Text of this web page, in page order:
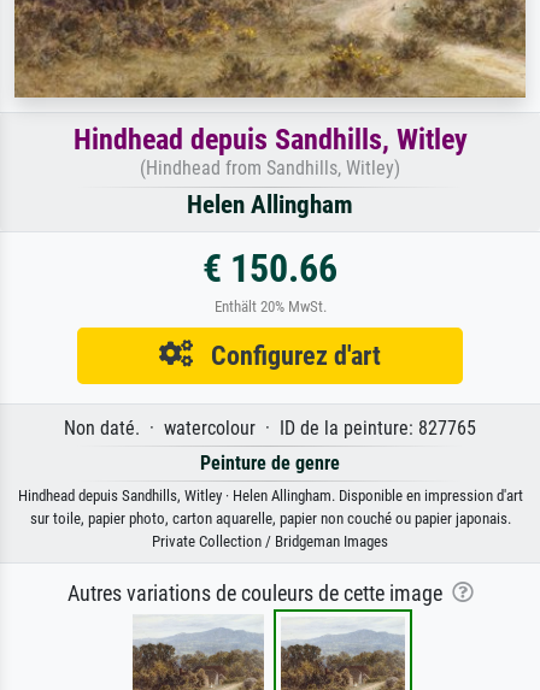
Hindhead depuis Sandhills, Witley
(Hindhead from Sandhills, Witley)
Helen Allingham
€ 150.66
Enthält 20% MwSt.
Configurez d'art
Non daté. · watercolour · ID de la peinture: 827765
Peinture de genre
Hindhead depuis Sandhills, Witley · Helen Allingham. Disponible en impression d'art
sur toile, papier photo, carton aquarelle, papier non couché ou papier japonais.
Private Collection / Bridgeman Images
Autres variations de couleurs de cette image